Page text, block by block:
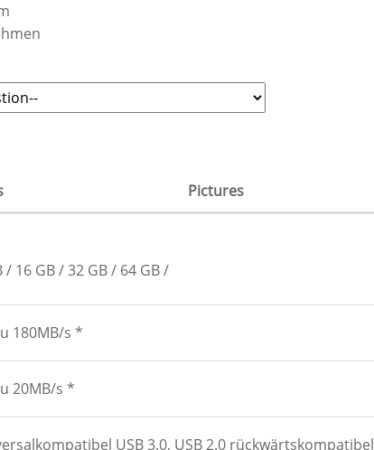
Pictures
16 GB 32 GB 64 GB
180MB/s *
20MB/s *
USB 3.0, USB 2.0 rückwärtskompatibel